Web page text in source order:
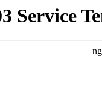
Service